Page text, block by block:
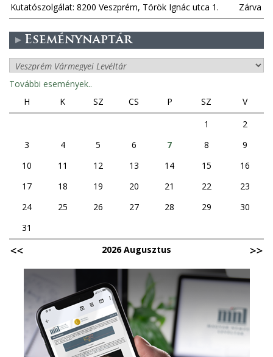
Kutatószolgálat: 8200 Veszprém, Török Ignác utca 1.
Zárva
Eseménynaptár
További események..
H
K SZ CS P SZ
V
1
2
3
4 5 6 7 8
9
10
11 12 13 14 15
16
17
18 19 20 21 22
23
24
25 26 27 28 29
30
31
2026 Augusztus